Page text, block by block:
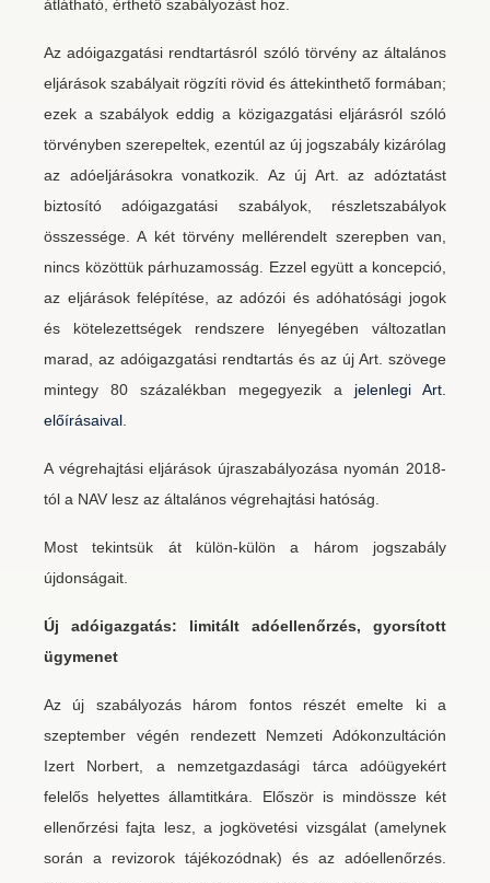
átlátható, érthető szabályozást hoz.
Az adóigazgatási rendtartásról szóló törvény az általános
eljárások szabályait rögzíti rövid és áttekinthető formában;
ezek a szabályok eddig a közigazgatási eljárásról szóló
törvényben szerepeltek, ezentúl az új jogszabály kizárólag
az adóeljárásokra vonatkozik. Az új Art. az adóztatást
biztosító adóigazgatási szabályok, részletszabályok
összessége. A két törvény mellérendelt szerepben van,
nincs közöttük párhuzamosság. Ezzel együtt a koncepció,
az eljárások felépítése, az adózói és adóhatósági jogok
és kötelezettségek rendszere lényegében változatlan
marad, az adóigazgatási rendtartás és az új Art. szövege
mintegy 80 százalékban megegyezik a jelenlegi Art.
előírásaival
A végrehajtási eljárások újraszabályozása nyomán 2018-
tól a NAV lesz az általános végrehajtási hatóság.
Most tekintsük át külön-külön a három jogszabály
újdonságait.
Új adóigazgatás: limitált adóellenőrzés, gyorsított
ügymenet
Az új szabályozás három fontos részét emelte ki a
szeptember végén rendezett Nemzeti Adókonzultáción
Izert Norbert, a nemzetgazdasági tárca adóügyekért
felelős helyettes államtitkára. Először is mindössze két
ellenőrzési fajta lesz, a jogkövetési vizsgálat (amelynek
során a revizorok tájékozódnak) és az adóellenőrzés.